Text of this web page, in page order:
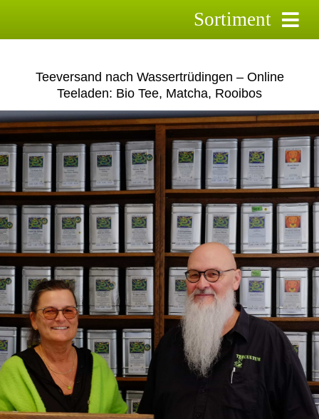
Sortiment
Grüntee
Rooibostee
Kräutertee
Früchtetee
Saison-Tee`s
Aktionstee
Pyramidenbeutel
Zubehör
Teeversand nach Wassertrüdingen – Online
Teeladen: Bio Tee, Matcha, Rooibos